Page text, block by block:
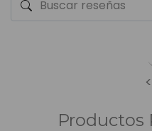
<
Productos